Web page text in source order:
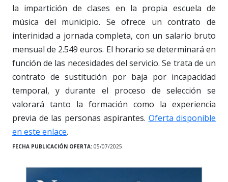
la impartición de clases en la propia escuela de
música del municipio. Se ofrece un contrato de
interinidad a jornada completa, con un salario bruto
mensual de 2.549 euros. El horario se determinará en
función de las necesidades del servicio. Se trata de un
contrato de sustitución por baja por incapacidad
temporal, y durante el proceso de selección se
valorará tanto la formación como la experiencia
previa de las personas aspirantes. Oferta disponible
en este enlace.
FECHA PUBLICACIÓN OFERTA: 05/07/2025